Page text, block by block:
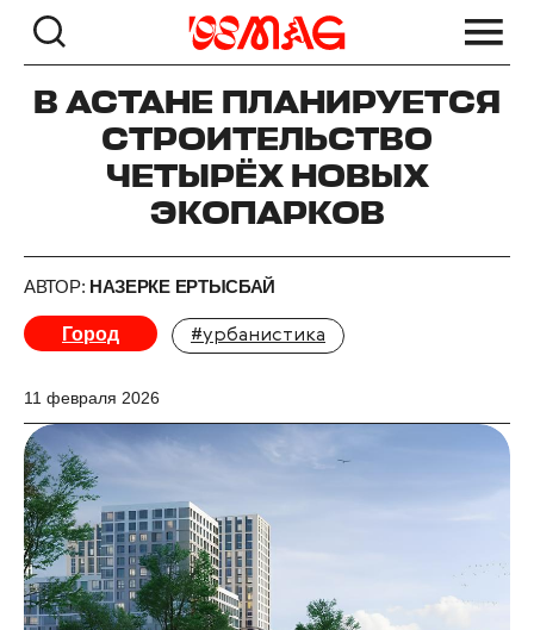
В АСТАНЕ ПЛАНИРУЕТСЯ
СТРОИТЕЛЬСТВО
ЧЕТЫРЁХ НОВЫХ
ЭКОПАРКОВ
АВТОР: НАЗЕРКЕ ЕРТЫСБАЙ
Город #урбанистика
11 февраля 2026